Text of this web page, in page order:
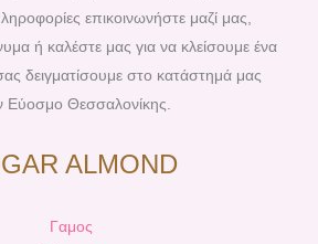
επικοινωνήστε μαζί μας,
ή καλέστε μας για να κλείσουμε ένα
δειγματίσουμε στο κατάστημά μας
Εύοσμο Θεσσαλονίκης.
ALMOND
Γαμος